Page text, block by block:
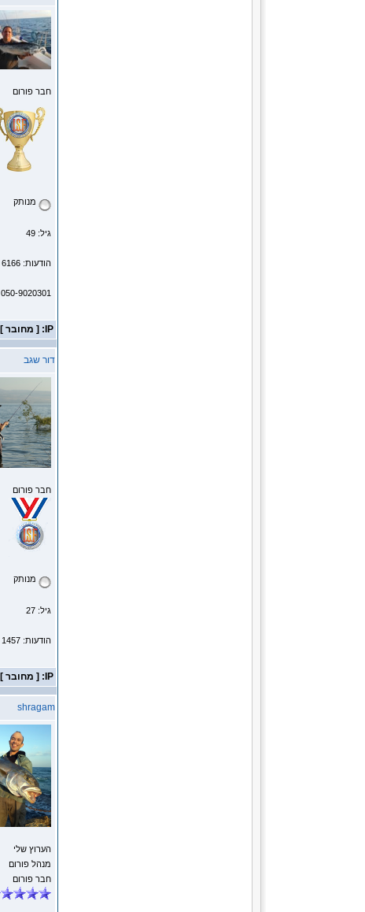
חבר פורום
מנותק
גיל: 49
הודעות: 6166
050-9020301
דור שגב
חבר פורום
מנותק
גיל: 27
הודעות: 1457
shragam
הערוץ שלי
מנהל פורום
חבר פורום